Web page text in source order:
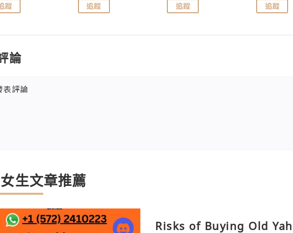
蹤 追蹤 追蹤 追蹤
論
表評論
生文章推薦
Risks of Buying Old